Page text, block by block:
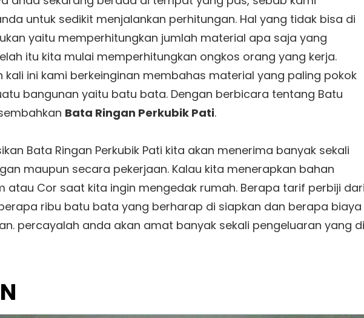
untuk sedikit menjalankan perhitungan. Hal yang tidak bisa di
yaitu memperhitungkan jumlah material apa saja yang
itu kita mulai memperhitungkan ongkos orang yang kerja.
ini kami berkeinginan membahas material yang paling pokok
bangunan yaitu batu bata. Dengan berbicara tentang Batu
Bata Ringan Perkubik Pati.
Bata Ringan Perkubik Pati kita akan menerima banyak sekali
maupun secara pekerjaan. Kalau kita menerapkan bahan
Cor saat kita ingin mengedak rumah. Berapa tarif perbiji
ribu batu bata yang berharap di siapkan dan berapa biaya
percayalah anda akan amat banyak sekali pengeluaran yang di